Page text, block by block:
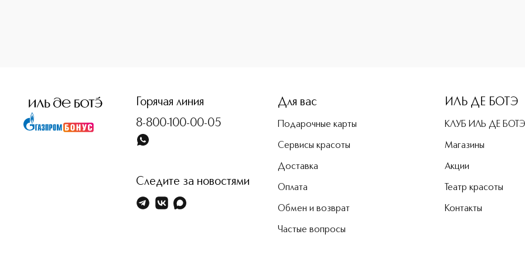
Горячая линия
8-800-100-00-05
Следите за новостями
Для вас
Подарочные карты
Сервисы красоты
Доставка
Оплата
Обмен и возврат
Частые вопросы
ИЛЬ ДЕ БОТЭ
КЛУБ ИЛЬ ДЕ БОТЭ
Магазины
Акции
Театр красоты
Контакты